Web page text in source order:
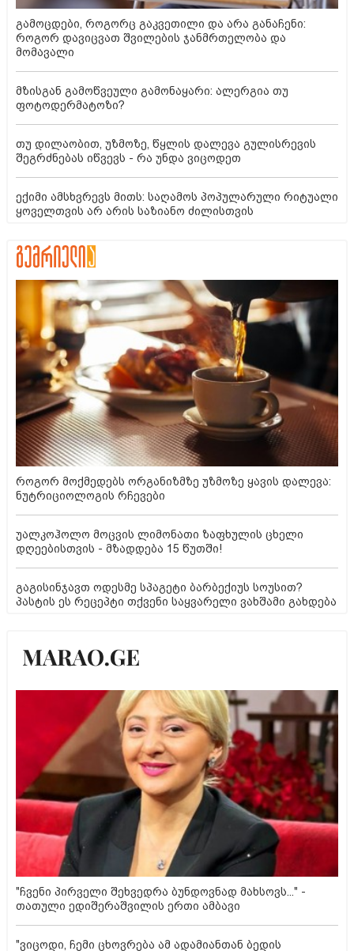
გამოცდები, როგორც გაკვეთილი და არა განაჩენი:
როგორ დავიცვათ შვილების ჯანმრთელობა და
მომავალი
მზისგან გამოწვეული გამონაყარი: ალერგია თუ
ფოტოდერმატოზი?
თუ დილაობით, უზმოზე, წყლის დალევა გულისრევის
შეგრძნებას იწვევს - რა უნდა ვიცოდეთ
ექიმი ამსხვრევს მითს: საღამოს პოპულარული რიტუალი
ყოველთვის არ არის საზიანო ძილისთვის
როგორ მოქმედებს ორგანიზმზე უზმოზე ყავის დალევა:
ნუტრიციოლოგის რჩევები
უალკოჰოლო მოცვის ლიმონათი ზაფხულის ცხელი
დღეებისთვის - მზადდება 15 წუთში!
გაგისინჯავთ ოდესმე სპაგეტი ბარბექიუს სოუსით?
პასტის ეს რეცეპტი თქვენი საყვარელი ვახშამი გახდება
"ჩვენი პირველი შეხვედრა ბუნდოვნად მახსოვს..." -
თათული ედიშერაშვილის ერთი ამბავი
"ვიცოდი, ჩემი ცხოვრება ამ ადამიანთან ბედის